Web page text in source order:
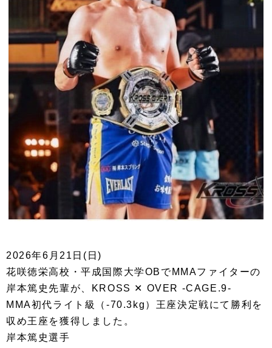
2026年6月21日(日)
花咲徳栄高校・平成国際大学OBでMMAファイターの
岸本篤史先輩が、KROSS‪ ✕‬ OVER -CAGE.9-
MMA初代ライト級（-70.3kg）王座決定戦にて勝利を
収め王座を獲得しました。
岸本篤史選手